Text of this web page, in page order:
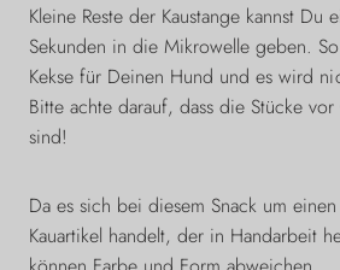
Kleine Reste der Kaustange kannst Du
Sekunden in die Mikrowelle geben.
Kekse für Deinen Hund und es wird
Bitte achte darauf, dass die Stücke
sind!
Da es sich bei diesem Snack um
Kauartikel handelt, der in Handarbeit